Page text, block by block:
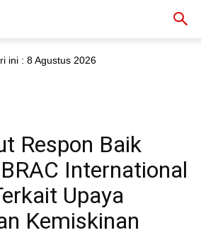
ini : 8 Agustus 2026
Respon Baik
International
Upaya
Kemiskinan